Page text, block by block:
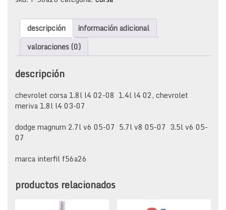
meriva
02-
cantidad
descripción
información adicional
valoraciones (0)
descripción
chevrolet corsa 1.8l l4 02-08 1.4l l4 02, chevrolet
meriva 1.8l l4 03-07
dodge magnum 2.7l v6 05-07 5.7l v8 05-07 3.5l v6 05-
07
marca interfil f56a26
productos relacionados